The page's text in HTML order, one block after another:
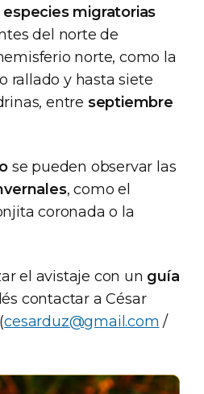
especies migratorias
del norte de
norte, como la
rallado y hasta siete
entre septiembre
se pueden observar las
, como el
coronada o la
el avistaje con un guía
contactar a César
cesarduz@gmail.com /